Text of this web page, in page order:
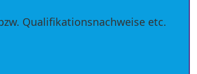
Qualifikationsnachweise etc.